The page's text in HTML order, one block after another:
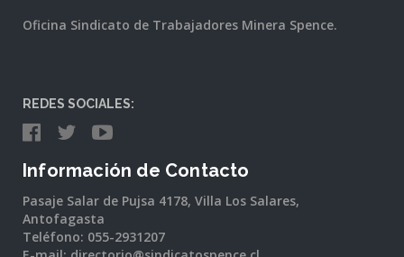
Oficina Sindicato de Trabajadores Minera Spence.
REDES SOCIALES:
Información de Contacto
Pasaje Salar de Pujsa 4178, Villa Los Salares,
Antofagasta
Teléfono: 055-2931207